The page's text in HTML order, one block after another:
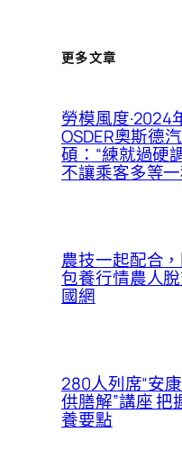
更多文章
勞模風度·2024
OSDER奧斯德
碩：“練就過硬
不讓乘客多等一
農技一起配合
包養行情農人
國網
280人列席“安
供膳解”講座 把
養要點